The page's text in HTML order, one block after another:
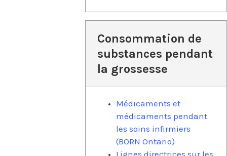
Consommation de
substances pendant
la grossesse
Médicaments et
médicaments pendant
les soins infirmiers
(BORN Ontario)
Lignes directrices sur les